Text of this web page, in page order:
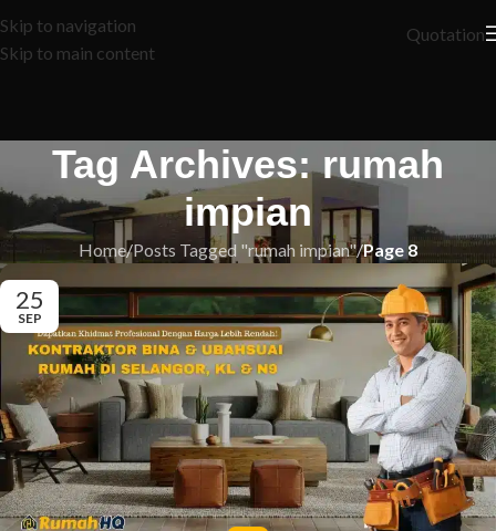
Skip to navigation
Skip to main content
Quotation
Tag Archives: rumah
impian
Home/Posts Tagged "rumah impian"/Page 8
25
SEP